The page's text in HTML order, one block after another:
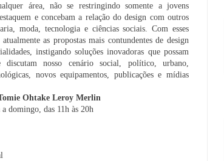
área, não se restringindo somente a jovens
e concebama relação do design com outros
moda, tecnologia e ciências sociais. Com esses
as propostas mais contundentes de design
instigando soluções inovadoras que possam
discutam nosso cenário social, político, urbano,
novos equipamentos, publicações e mídias
Ohtake Leroy Merlin
domingo, das 11h às 20h